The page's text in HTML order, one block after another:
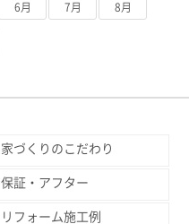
6月 7月 8月
家づくりのこだわり
保証・アフター
リフォーム施工例